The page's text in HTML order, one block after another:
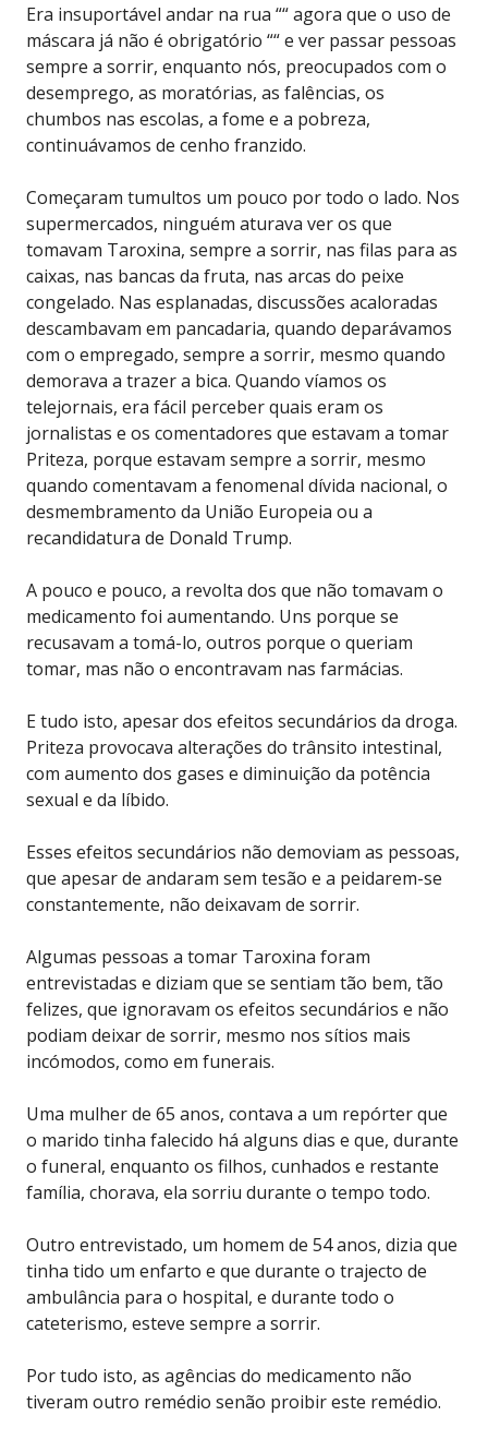
Era insuportável andar na rua ““ agora que o uso de
máscara já não é obrigatório ““ e ver passar pessoas
sempre a sorrir, enquanto nós, preocupados com o
desemprego, as moratórias, as falências, os
chumbos nas escolas, a fome e a pobreza,
continuávamos de cenho franzido.
Começaram tumultos um pouco por todo o lado. Nos
supermercados, ninguém aturava ver os que
tomavam Taroxina, sempre a sorrir, nas filas para as
caixas, nas bancas da fruta, nas arcas do peixe
congelado. Nas esplanadas, discussões acaloradas
descambavam em pancadaria, quando deparávamos
com o empregado, sempre a sorrir, mesmo quando
demorava a trazer a bica. Quando víamos os
telejornais, era fácil perceber quais eram os
jornalistas e os comentadores que estavam a tomar
Priteza, porque estavam sempre a sorrir, mesmo
quando comentavam a fenomenal dívida nacional, o
desmembramento da União Europeia ou a
recandidatura de Donald Trump.
A pouco e pouco, a revolta dos que não tomavam o
medicamento foi aumentando. Uns porque se
recusavam a tomá-lo, outros porque o queriam
tomar, mas não o encontravam nas farmácias.
E tudo isto, apesar dos efeitos secundários da droga.
Priteza provocava alterações do trânsito intestinal,
com aumento dos gases e diminuição da potência
sexual e da líbido.
Esses efeitos secundários não demoviam as pessoas,
que apesar de andaram sem tesão e a peidarem-se
constantemente, não deixavam de sorrir.
Algumas pessoas a tomar Taroxina foram
entrevistadas e diziam que se sentiam tão bem, tão
felizes, que ignoravam os efeitos secundários e não
podiam deixar de sorrir, mesmo nos sítios mais
incómodos, como em funerais.
Uma mulher de 65 anos, contava a um repórter que
o marido tinha falecido há alguns dias e que, durante
o funeral, enquanto os filhos, cunhados e restante
família, chorava, ela sorriu durante o tempo todo.
Outro entrevistado, um homem de 54 anos, dizia que
tinha tido um enfarto e que durante o trajecto de
ambulância para o hospital, e durante todo o
cateterismo, esteve sempre a sorrir.
Por tudo isto, as agências do medicamento não
tiveram outro remédio senão proibir este remédio.